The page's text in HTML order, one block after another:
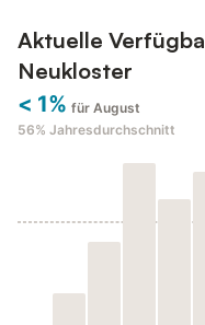
Aktuelle
Neukloster
< 1% für August
56% Jahresdurchschnitt